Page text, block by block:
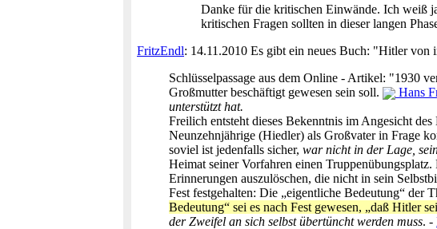
Danke für die kritischen Einwände. Ich weiß
kritischen Fragen sollten in dieser langen
FritzEndl: 14.11.2010 Es gibt ein neues Buch: "Hitler von
Schlüsselpassage aus dem Online - Artikel: "1930
Großmutter beschäftigt gewesen sein soll.
Hans
unterstützt hat.
Freilich entsteht dieses Bekenntnis im Angesicht
Neunzehnjährige (Hiedler) als Großvater in Frage
soviel ist jedenfalls sicher, war nicht in der Lage,
Heimat seiner Vorfahren einen Truppenübungsplatz.
Erinnerungen auszulöschen, die nicht in sein
Fest festgehalten: Die „eigentliche Bedeutung“ der
Bedeutung“ sei es nach Fest gewesen, „daß Hitler
der Zweifel an sich selbst übertüncht werden muss. -